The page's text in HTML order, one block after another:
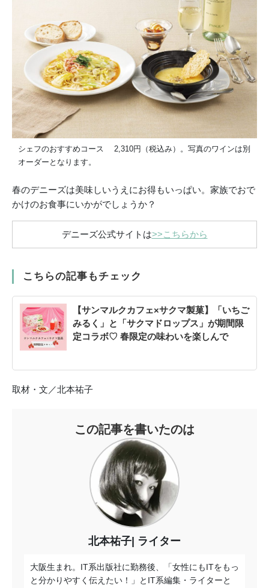
シェフのおすすめコース 2,310円（税込み）。写真のワインは別
オーダーとなります。
春のデニーズは美味しいうえにお得もいっぱい。家族でおで
かけのお食事にいかがでしょうか？
デニーズ公式サイトは>>こちらから
こちらの記事もチェック
【サンマルクカフェ×サクマ製菓】「いちご
みるく」と「サクマドロップス」が期間限
定コラボ♡ 春限定の味わいを楽しんで
取材・文／北本祐子
この記事を書いたのは
北本祐子 ライター
大阪生まれ。IT系出版社に勤務後、「女性にもITをもっ
と分かりやすく伝えたい！」とIT系編集・ライターと